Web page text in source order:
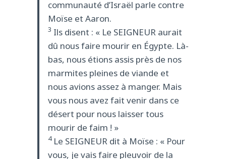
communauté d’Israël parle contre
Moïse et Aaron.
3 Ils disent : « Le SEIGNEUR aurait
dû nous faire mourir en Égypte. Là-
bas, nous étions assis près de nos
marmites pleines de viande et
nous avions assez à manger. Mais
vous nous avez fait venir dans ce
désert pour nous laisser tous
mourir de faim ! »
4Le SEIGNEUR dit à Moïse : « Pour
vous, je vais faire pleuvoir de la